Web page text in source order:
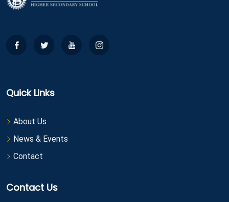
Quick Links
About Us
News & Events
Contact
Contact Us